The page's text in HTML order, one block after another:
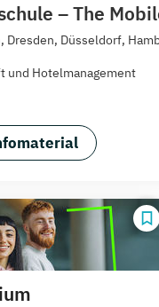
– The
Dresden, Düsseldorf,
und Hotelmanagement